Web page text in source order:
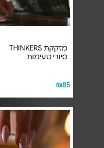
מזקקת THINKERS
סיורי טעימות
₪85